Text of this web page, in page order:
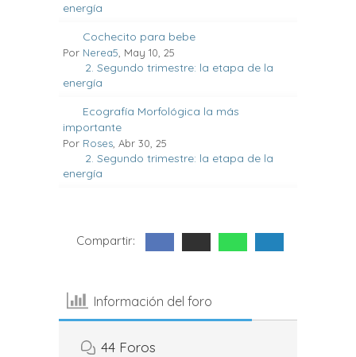
energía
Cochecito para bebe
Por Nerea5 , May 10, 25
2. Segundo trimestre: la etapa de la
energía
Ecografía Morfológica la más
importante
Por Roses , Abr 30, 25
2. Segundo trimestre: la etapa de la
energía
Compartir:
Información del foro
44 Foros